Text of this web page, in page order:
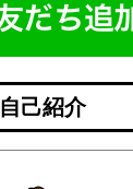
自己紹介